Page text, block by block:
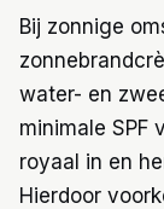
Bij zonnige
water- en
minimale SPF
royaal in en
Hierdoor